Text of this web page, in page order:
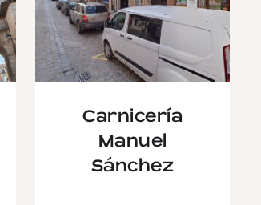
Carnicería
Manuel
Sánchez